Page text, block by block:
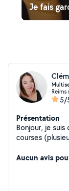
Je fais
Reims
5/
Présentation
Bonjour, je
courses
scolaire
Aucun avis